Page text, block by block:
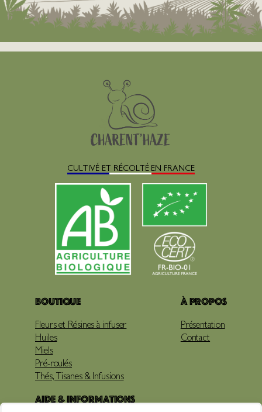
CULTIVÉ ET RÉCOLTÉ EN FRANCE
Boutique
Fleurs et Résines à infuser
Huiles
Miels
Pré-roulés
Thés, Tisanes & Infusions
À propos
Présentation
Contact
Aide & Informations